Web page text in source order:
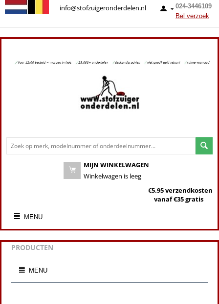
024-3446109
Bel verzoek
info@stofzuigeronderdelen.nl
MIJN WINKELWAGEN
Winkelwagen is leeg
€5.95 verzendkosten
vanaf €35 gratis
MENU
PRODUCTEN
MENU